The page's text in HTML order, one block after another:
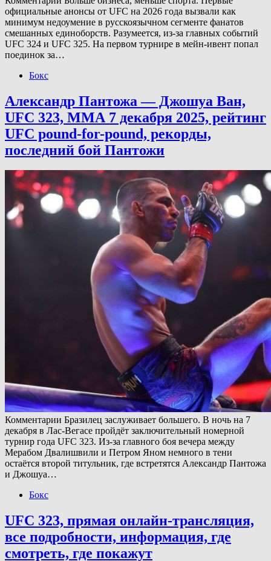
официальные анонсы от UFC на 2026 года вызвали как
минимум недоумение в русскоязычном сегменте фанатов
смешанных единоборств. Разумеется, из-за главных событий
UFC 324 и UFC 325. На первом турнире в мейн-ивент попал
поединок за…
Бокс
Александр Пантожа — Джошуа Ван,
UFC 323, ММА 7 декабря 2025, рейтинг
UFC pound-for-pound, рекорды,
последний бой Пантожи
Комментарии Бразилец заслуживает большего. В ночь на 7
декабря в Лас-Вегасе пройдёт заключительный номерной
турнир года UFC 323. Из-за главного боя вечера между
Мерабом Двалишвили и Петром Яном немного в тени
остаётся второй титульник, где встретятся Александр Пантожа
и Джошуа…
Бокс
UFC 323, прямая онлайн-трансляция,
все подробности, информация, где
смотреть, где покажут